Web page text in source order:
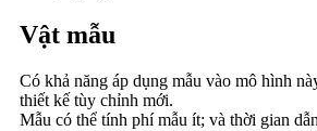
Vật mẫu
Có khả năng áp dụng mẫu vào mô hình
thiết kế tùy chỉnh mới.
Mẫu có thể tính phí mẫu ít; và thời gian